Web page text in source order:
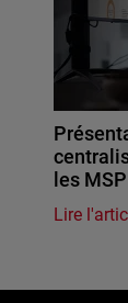
les MSP
Lire